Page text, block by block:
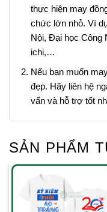
thực hiện may
chức lớn nhỏ. Ví
Nội, Đại học Công
ichi,…
Nếu bạn muốn
đẹp. Hãy liên hệ
vấn và hỗ trợ tốt
SẢN PHẨM